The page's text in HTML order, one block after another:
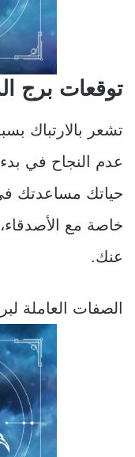
توقعات برج
تشعر بالارتباك
عدم النجاح في
حياتك مساعدتك
خاصة مع الأصدقاء،
عنك.
الصفات العاملة